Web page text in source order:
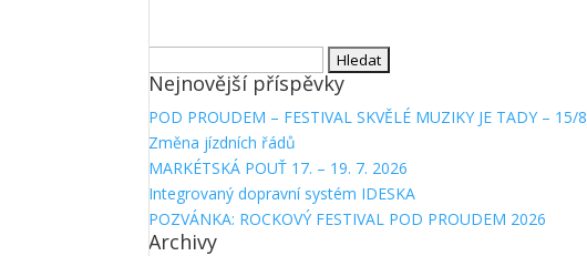
Nejnovější příspěvky
POD PROUDEM – FESTIVAL SKVĚLÉ MUZIKY JE TADY – 15/8
Změna jízdních řádů
MARKÉTSKÁ POUŤ 17. – 19. 7. 2026
Integrovaný dopravní systém IDESKA
POZVÁNKA: ROCKOVÝ FESTIVAL POD PROUDEM 2026
Archivy